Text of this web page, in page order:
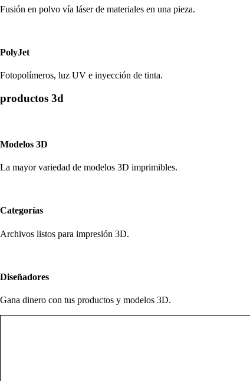
Fusión en polvo vía láser de materiales en una pieza.
PolyJet
Fotopolímeros, luz UV e inyección de tinta.
productos 3d
Modelos 3D
La mayor variedad de modelos 3D imprimibles.
Categorías
Archivos listos para impresión 3D.
Diseñadores
Gana dinero con tus productos y modelos 3D.